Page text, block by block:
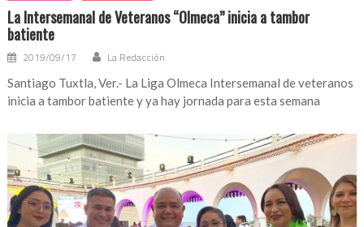
La Intersemanal de Veteranos “Olmeca” inicia a tambor
batiente
2019/09/17 La Redacción
Santiago Tuxtla, Ver.- La Liga Olmeca Intersemanal de veteranos
inicia a tambor batiente y ya hay jornada para esta semana